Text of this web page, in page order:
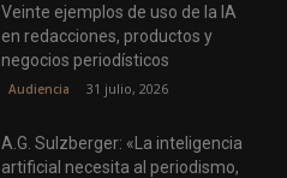
Veinte ejemplos de uso de la IA
en redacciones, productos y
negocios periodísticos
Audiencia 31 julio, 2026
A.G. Sulzberger: «La inteligencia
artificial necesita al periodismo,